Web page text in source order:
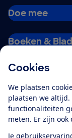
Cookies
We plaatsen
plaatsen we
functionaliteiten
meten. Er zijn ook
Je
Doe mee
Boeken &